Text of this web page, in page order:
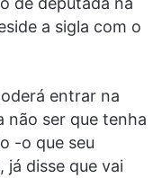
a sigla com o
entrar na
não ser que tenha
-o que seu
já disse que vai